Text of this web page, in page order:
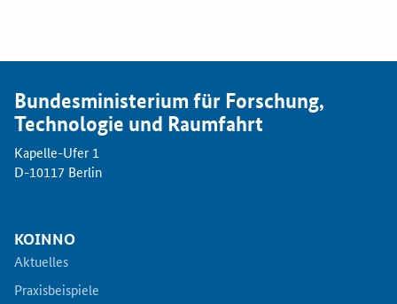
Bundesministerium für Forschung,
Technologie und Raumfahrt
Kapelle-Ufer 1
D-10117 Berlin
KOINNO
Aktuelles
Praxisbeispiele